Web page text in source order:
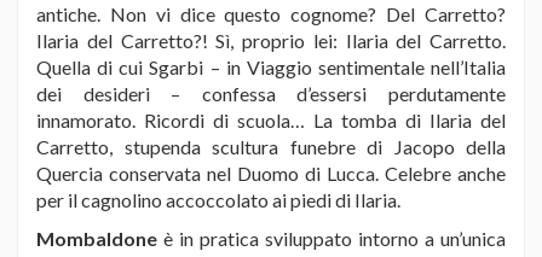
antiche. Non vi dice questo cognome? Del Carretto?
Ilaria del Carretto?! Sì, proprio lei: Ilaria del Carretto.
Quella di cui Sgarbi – in Viaggio sentimentale nell’Italia
dei desideri – confessa d’essersi perdutamente
innamorato. Ricordi di scuola… La tomba di Ilaria del
Carretto, stupenda scultura funebre di Jacopo della
Quercia conservata nel Duomo di Lucca. Celebre anche
per il cagnolino accoccolato ai piedi di Ilaria.
Mombaldone è in pratica sviluppato intorno a un’unica